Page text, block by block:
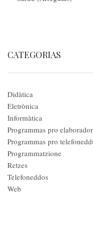
CATEGORIAS
Didàtica
Eletrònica
Informàtica
Programmas pro
Programmas pro
Programmatzione
Retzes
Telefoneddos
Web